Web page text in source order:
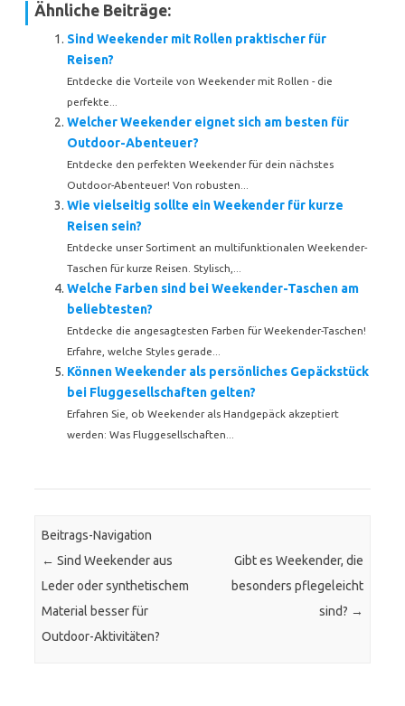
Ähnliche Beiträge:
Sind Weekender mit Rollen praktischer für
Reisen?
Entdecke die Vorteile von Weekender mit Rollen - die
perfekte...
Welcher Weekender eignet sich am besten für
Outdoor-Abenteuer?
Entdecke den perfekten Weekender für dein nächstes
Outdoor-Abenteuer! Von robusten...
Wie vielseitig sollte ein Weekender für kurze
Reisen sein?
Entdecke unser Sortiment an multifunktionalen Weekender-
Taschen für kurze Reisen. Stylisch,...
Welche Farben sind bei Weekender-Taschen am
beliebtesten?
Entdecke die angesagtesten Farben für Weekender-Taschen!
Erfahre, welche Styles gerade...
Können Weekender als persönliches Gepäckstück
bei Fluggesellschaften gelten?
Erfahren Sie, ob Weekender als Handgepäck akzeptiert
werden: Was Fluggesellschaften...
Beitrags-Navigation
← Sind Weekender aus
Leder oder synthetischem
Material besser für
Outdoor-Aktivitäten?
Gibt es Weekender, die
besonders pflegeleicht
sind? →